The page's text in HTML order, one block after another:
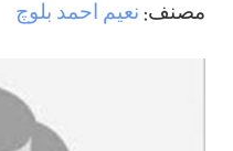
مصنف: نعیم احمد بلوچ